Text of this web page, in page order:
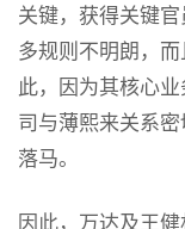
关键，获得关键
多规则不明朗，
此，因为其核心
司与薄熙来关系
落马。
因此，万达及王